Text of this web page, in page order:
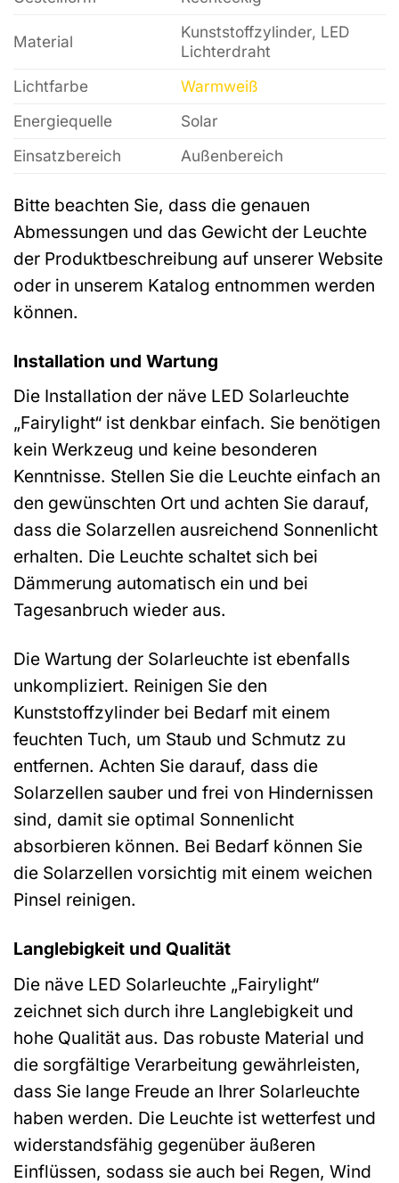
Material
Kunststoffzylinder, LED
Lichterdraht
Lichtfarbe
Warmweiß
Energiequelle
Solar
Einsatzbereich
Außenbereich
Bitte beachten Sie, dass die genauen
Abmessungen und das Gewicht der Leuchte
der Produktbeschreibung auf unserer Website
oder in unserem Katalog entnommen werden
können.
Installation und Wartung
Die Installation der näve LED Solarleuchte
„Fairylight“ ist denkbar einfach. Sie benötigen
kein Werkzeug und keine besonderen
Kenntnisse. Stellen Sie die Leuchte einfach an
den gewünschten Ort und achten Sie darauf,
dass die Solarzellen ausreichend Sonnenlicht
erhalten. Die Leuchte schaltet sich bei
Dämmerung automatisch ein und bei
Tagesanbruch wieder aus.
Die Wartung der Solarleuchte ist ebenfalls
unkompliziert. Reinigen Sie den
Kunststoffzylinder bei Bedarf mit einem
feuchten Tuch, um Staub und Schmutz zu
entfernen. Achten Sie darauf, dass die
Solarzellen sauber und frei von Hindernissen
sind, damit sie optimal Sonnenlicht
absorbieren können. Bei Bedarf können Sie
die Solarzellen vorsichtig mit einem weichen
Pinsel reinigen.
Langlebigkeit und Qualität
Die näve LED Solarleuchte „Fairylight“
zeichnet sich durch ihre Langlebigkeit und
hohe Qualität aus. Das robuste Material und
die sorgfältige Verarbeitung gewährleisten,
dass Sie lange Freude an Ihrer Solarleuchte
haben werden. Die Leuchte ist wetterfest und
widerstandsfähig gegenüber äußeren
Einflüssen, sodass sie auch bei Regen, Wind